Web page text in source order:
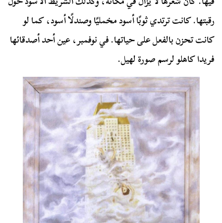
رقبتها. كانت ترتدي ثوبًا أسود مخمليًا وصندلًا أسود، كما لو
كانت تحزن بالفعل على حياتها. في نوفمبر، عين أحد أصدقائها
فريدا كاهلو لرسم صورة لهيل.